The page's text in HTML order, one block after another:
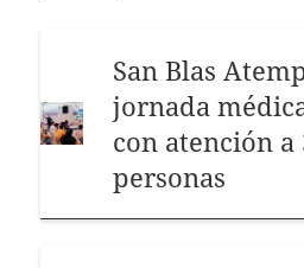
San Blas
jornada
con atención a
personas